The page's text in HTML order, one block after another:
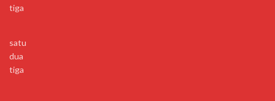
tiga
satu
dua
tiga